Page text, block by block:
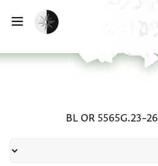
تفعيل الوضع المظلم
BL OR 5565G.23–26